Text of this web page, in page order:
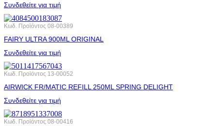
Συνδεθείτε για τιμή
Κωδ. Προϊόντος 08-00389
FAIRY ULTRA 900ML ORIGINAL
Συνδεθείτε για τιμή
Κωδ. Προϊόντος 13-00052
AIRWICK FR/MATIC REFILL 250ML SPRING DELIGHT
Συνδεθείτε για τιμή
Κωδ. Προϊόντος 08-00416